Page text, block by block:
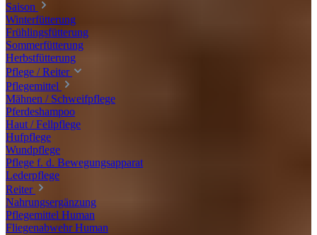
Saison
Winterfütterung
Frühlingsfütterung
Sommerfütterung
Herbstfütterung
Pflege / Reiter
Pflegemittel
Mähnen / Schweifpflege
Pferdeshampoo
Haut / Fellpflege
Hufpflege
Wundpflege
Pflege f. d. Bewegungsapparat
Lederpflege
Reiter
Nahrungsergänzung
Pflegemittel Human
Fliegenabwehr Human